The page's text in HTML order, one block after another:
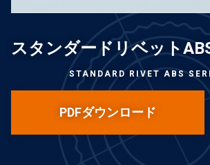
スタンダードリベット
STANDARD RIVET ABS
PDFダウンロード